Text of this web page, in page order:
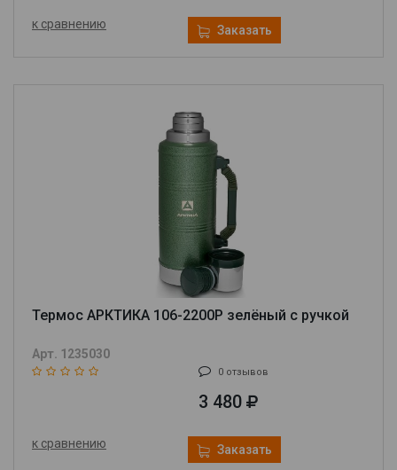
к сравнению Заказать
Термос АРКТИКА 106-2200P зелёный с ручкой
Арт. 1235030
0 отзывов
3 480
к сравнению Заказать